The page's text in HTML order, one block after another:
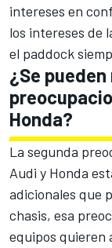
intereses en
los intereses de
el paddock
¿Se
Honda?
La segunda
Audi y Honda
adicionales que
chasis, esa
equipos quieren